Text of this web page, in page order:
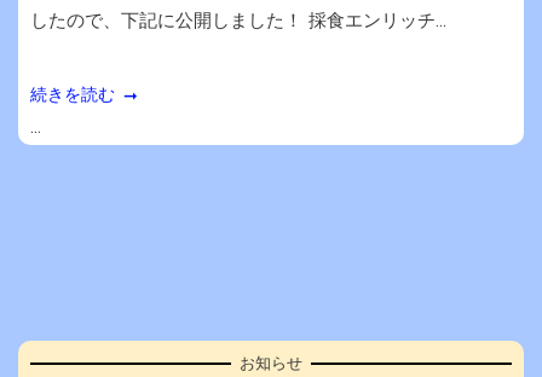
したので、下記に公開しました！ 採食エンリッチ...
続きを読む
...
お知らせ